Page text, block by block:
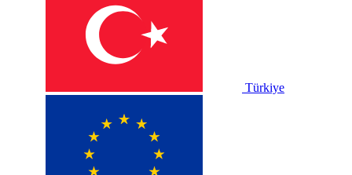
Türkiye